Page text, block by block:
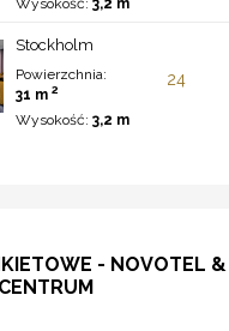
Wysokość: 3,2 m
Stockholm
Powierzchnia:
31 m 2
Wysokość: 3,2 m
24
- NOVOTEL &